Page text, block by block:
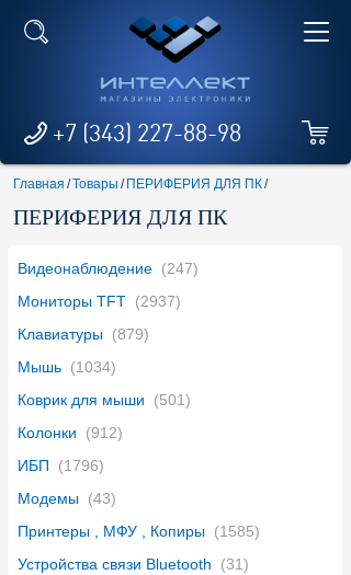
+7 (343) 227-88-98
Главная /Товары / ПЕРИФЕРИЯ ДЛЯ ПК/
ПЕРИФЕРИЯ ДЛЯ ПК
Видеонаблюдение (247)
Мониторы TFT (2937)
Клавиатуры (879)
Мышь (1034)
Коврик для мыши
(501)
Колонки
(912)
ИБП
(1796)
Модемы (43)
Принтеры , МФУ , Копиры (1585)
Устройства связи Bluetooth
(31)